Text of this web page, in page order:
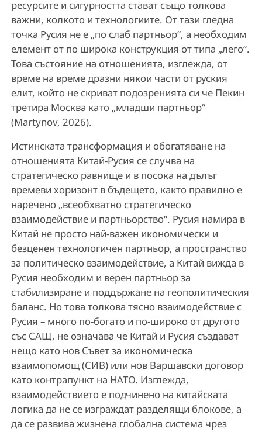
ресурсите и сигурността стават също толкова
важни, колкото и технологиите. От тази гледна
точка Русия не е „по слаб партньор“, а необходим
елемент от по широка конструкция от типа „лего“.
Това състояние на отношенията, изглежда, от
време на време дразни някои части от руския
елит, който не скриват подозренията си че Пекин
третира Москва като „младши партньор“
(Martynov, 2026).
Истинската трансформация и обогатяване на
отношенията Китай-Русия се случва на
стратегическо равнище и в посока на дълъг
времеви хоризонт в бъдещето, както правилно е
наречено „всеобхватно стратегическо
взаимодействие и партньорство“. Русия намира в
Китай не просто най-важен икономически и
безценен технологичен партньор, а пространство
за политическо взаимодействие, а Китай вижда в
Русия необходим и верен партньор за
стабилизиране и поддържане на геополитическия
баланс. Но това толкова тясно взаимодействие с
Русия – много по-богато и по-широко от другото
със САЩ, не означава че Китай и Русия създават
нещо като нов Съвет за икономическа
взаимопомощ (СИВ) или нов Варшавски договор
като контрапункт на НАТО. Изглежда,
взаимодействието е подчинено на китайската
логика да не се изграждат разделящи блокове, а
да се развива жизнена глобална система чрез